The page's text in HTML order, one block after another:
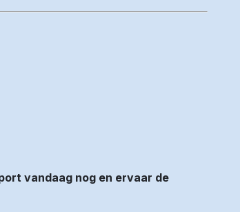
vandaag nog en ervaar de